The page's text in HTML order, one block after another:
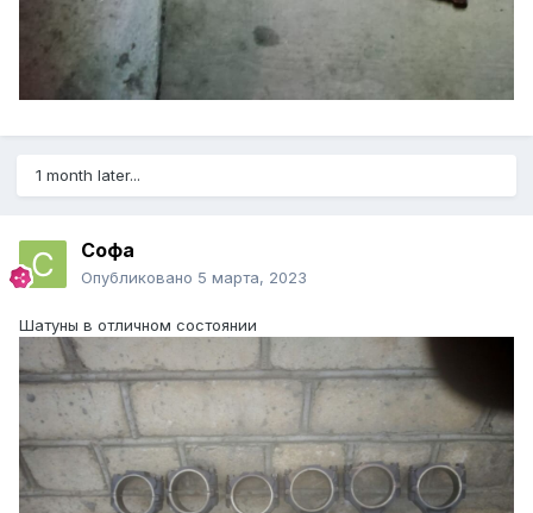
1 month later...
Софа
Опубликовано 5 марта, 2023
Шатуны в отличном состоянии